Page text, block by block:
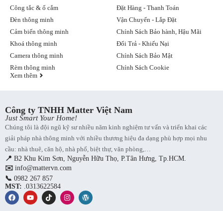
Đặt Hàng - Thanh Toán
Vận Chuyển - Lắp Đặt
Chính Sách Bảo hành, Hậu Mãi
Đổi Trả - Khiếu Nại
Chính Sách Bảo Mật
Chính Sách Cookie
Công tắc & ổ cắm
Đèn thông minh
Cảm biến thông minh
Khoá thông minh
Camera thông minh
Rèm thông minh
Xem thêm
Công ty TNHH Matter Việt Nam
Just Smart Your Home!
Chúng tôi là đội ngũ kỹ sư nhiều năm kinh nghiệm tư vấn và triển khai các
giải pháp nhà thông minh với nhiều thương hiệu đa dạng phù hợp mọi nhu
cầu: nhà thuê, căn hộ, nhà phố, biệt thự, văn phòng,…
📍 B2 Khu Kim Sơn, Nguyễn Hữu Thọ, P.Tân Hưng, Tp.HCM.
✉️ info@mattervn.com
📞 0982 267 857
MST: .0313622584